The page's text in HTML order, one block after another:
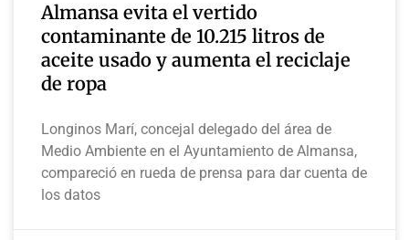
Almansa evita el vertido
contaminante de 10.215 litros de
aceite usado y aumenta el reciclaje
de ropa
Longinos Marí, concejal delegado del área de
Medio Ambiente en el Ayuntamiento de Almansa,
compareció en rueda de prensa para dar cuenta de
los datos